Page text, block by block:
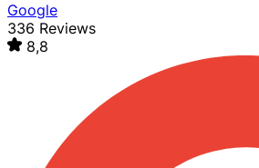
Google
336 Reviews
8,8